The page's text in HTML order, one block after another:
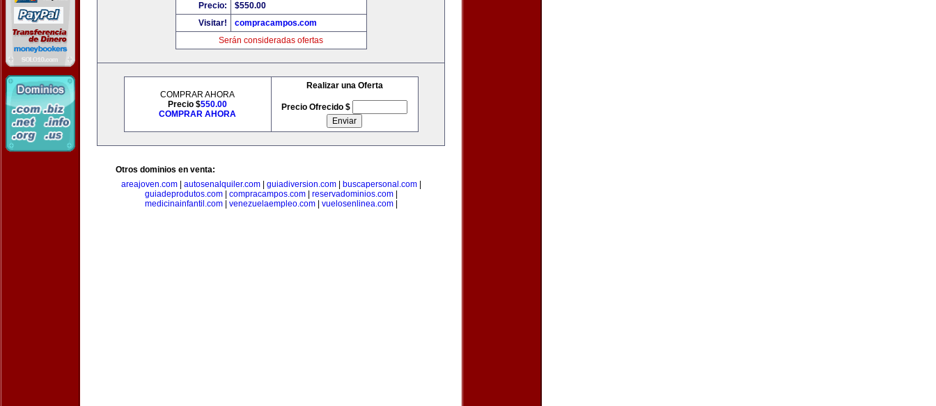
Precio:
$550.00
Visitar!
compracampos.com
Serán consideradas ofertas
COMPRAR AHORA
Precio $550.00
COMPRAR AHORA
Realizar una Oferta
Precio Ofrecido $
Otros dominios en venta:
areajoven.com| autosenalquiler.com| guiadiversion.com| buscapersonal.com|
guiadeprodutos.com| compracampos.com| reservadominios.com|
medicinainfantil.com| venezuelaempleo.com| vuelosenlinea.com|